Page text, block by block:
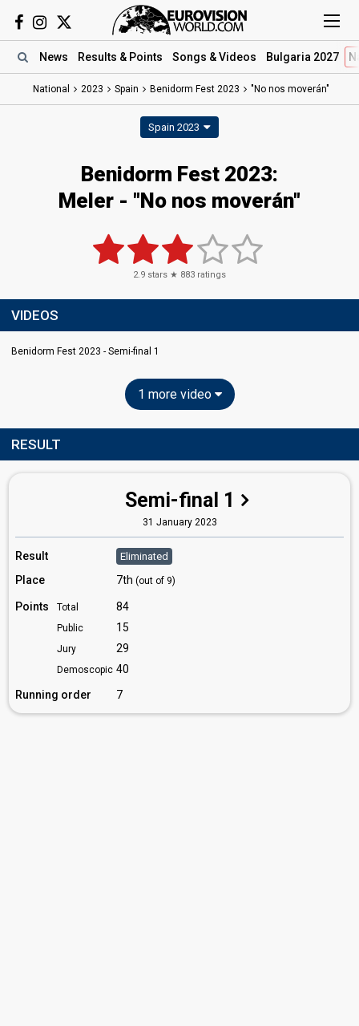
News Results & Points Songs & Videos Bulgaria 2027
National 2023 Spain Benidorm Fest 2023 "No nos moverán"
Spain 2023
Benidorm Fest 2023:
Meler - "No nos moverán"
2.9 stars ★ 883 ratings
VIDEOS
Benidorm Fest 2023 - Semi-final 1
1 more video
RESULT
Semi-final 1
31 January 2023
Result Eliminated
Place 7th (out of 9)
Points Total 84
Public 15
Jury 29
Demoscopic 40
Running order
7